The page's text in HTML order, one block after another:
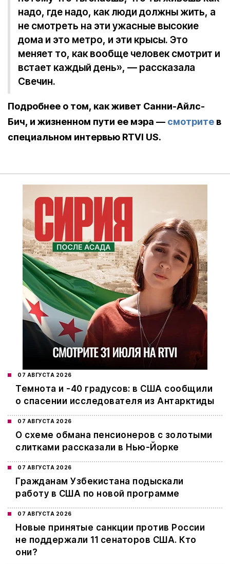
надо, где надо, как люди должны жить, а
не смотреть на эти ужасные высокие
дома и это метро, и эти крысы. Это
меняет то, как вообще человек смотрит и
встает каждый день», — рассказала
Свечин.
Подробнее о том, как живет Санни-Айлс-
Бич, и жизненном пути ее мэра — смотрите в
специальном интервью RTVI US.
07 АВГУСТА 2026
Темнота и -40 градусов: в США сообщили
о спасении исследователя из Антарктиды
07 АВГУСТА 2026
О схеме обмана пенсионеров с золотыми
слитками рассказали в Нью-Йорке
07 АВГУСТА 2026
Гражданам Узбекистана подыскали
работу в США по новой программе
07 АВГУСТА 2026
Новые принятые санкции против России
не поддержали 11 сенаторов США. Кто
они?